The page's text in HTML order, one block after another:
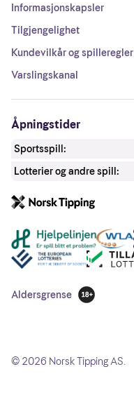
Informasjonskapsler
Tilgjengelighet
Kundevilkår og spilleregler
Varslingskanal
Åpningstider
Sportsspill:
Lotterier og andre spill:
Andre lenker
Aldersgrense
18 år
© 2026 Norsk Tipping AS.